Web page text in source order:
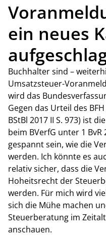
ein neues
Buchhalter sind –
Umsatzsteuer-
wird das
Gegen das Urteil des
BStBl 2017 II S. 973) ist
beim BVerfG unter 1
gespannt sein, wie die
werden. Ich könnte es
relativ sicher, dass die
Hoheitsrecht der
werden. Für mich wird
sich die Mühe machen
Steuerberatung im
anschauen.